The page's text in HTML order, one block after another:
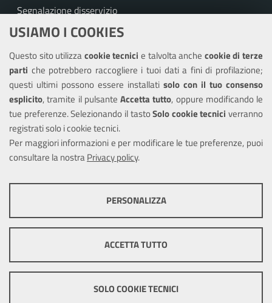
USIAMO I COOKIES
Questo sito utilizzacookie tecnicie talvolta anche cookie di terze
parti che potrebbero raccogliere i tuoi dati a fini di profilazione;
questi ultimi possono essere installati solo con il tuo consenso
esplicito, tramite il pulsante Accetta tutto, oppure modificando le
tue preferenze. Selezionando il tastoSolo cookie tecnici verranno
registrati solo i cookie tecnici.
Per maggiori informazioni e per modificare le tue preferenze, puoi
consultare la nostraPrivacy policy.
ottimale per ogni utente. Essi non raccolgono i tuoi dati e le tue
informazioni di navigazione per scopi di marketing e profilazione, e
pertanto possono essere utilizzati senza bisogno di acquisire il tuo
PERSONALIZZA
ACCETTA TUTTO
SOLO COOKIE TECNICI
Segnalazione disservizio
Richiesta assistenza
Amministrazione trasparente
Informativa privacy
Note legali
Piano di miglioramento del sito
Dichiarazione di accessibilità
Mappa del sito
Cookie